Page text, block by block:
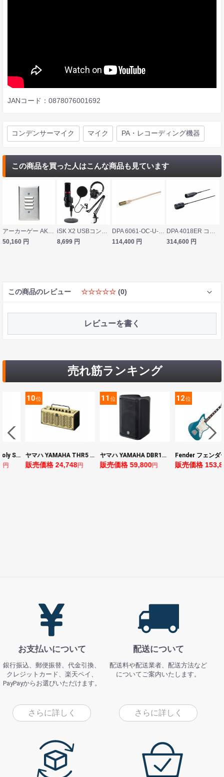
JANコード：0878076001692
コンデンサーマイク マイク PA・レコーディング機器
この商品を買った人はこんな商品も見ています
アーカーゲー AKG PZM11 LL WR プレッシャー・ゾーン・マイクロフォン
50,160 円
iSK X2 USBコンデンサーマイク アームスタンド＆ポップフィルター＆ヘッドホン付きセット
8,699 円
DPA 6061-OC-U-F03 d:screet ミニチュア・マイクロホン
114,400 円
DPA 4018ER コンデンサーマイクロフォン
314,600 円
この商品のレビュー ☆☆☆☆☆ (0)
レビューを書く
売れ筋ランキング
ヤマハ YAMAHA THR5 コンパクトギターアンプ 小型アンプ
円
11位
ヤマハ YAMAHA DBR10 パワードスピーカー
販売価格 59,800円
12位
Fender フェンダー Made in Japan Traditional Late 60s Jazzmaster RW Ocean Turquoise Metallic エレキギター
販売価格 153,896円
13位
販売価格
お支払いについて
銀行振込、郵便振替、代金引換、
クレジットカード、楽天ペイ、
PayPayからお選びいただけます。
さらに詳しく
配送について
配送料や配送業者、配送方法など
についてご案内いたします。
さらに詳しく